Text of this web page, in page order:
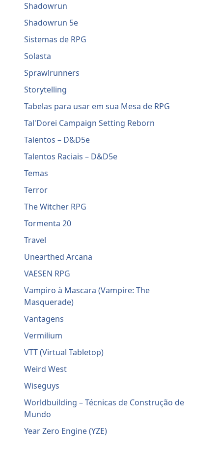
Shadowrun
Shadowrun 5e
Sistemas de RPG
Solasta
Sprawlrunners
Storytelling
Tabelas para usar em sua Mesa de RPG
Tal'Dorei Campaign Setting Reborn
Talentos – D&D5e
Talentos Raciais – D&D5e
Temas
Terror
The Witcher RPG
Tormenta 20
Travel
Unearthed Arcana
VAESEN RPG
Vampiro à Mascara (Vampire: The
Masquerade)
Vantagens
Vermilium
VTT (Virtual Tabletop)
Weird West
Wiseguys
Worldbuilding – Técnicas de Construção de
Mundo
Year Zero Engine (YZE)